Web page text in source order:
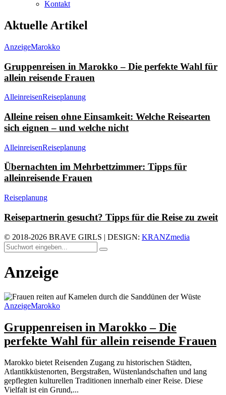
Kontakt
Aktuelle Artikel
AnzeigeMarokko
Gruppenreisen in Marokko – Die perfekte Wahl für
allein reisende Frauen
AlleinreisenReiseplanung
Alleine reisen ohne Einsamkeit: Welche Reisearten
sich eignen – und welche nicht
AlleinreisenReiseplanung
Übernachten im Mehrbettzimmer: Tipps für
alleinreisende Frauen
Reiseplanung
Reisepartnerin gesucht? Tipps für die Reise zu zweit
© 2018-2026 BRAVE GIRLS | DESIGN: KRANZmedia
Anzeige
AnzeigeMarokko
Gruppenreisen in Marokko – Die
perfekte Wahl für allein reisende Frauen
Marokko bietet Reisenden Zugang zu historischen Städten,
Atlantikküstenorten, Bergstraßen, Wüstenlandschaften und lang
gepflegten kulturellen Traditionen innerhalb einer Reise. Diese
Vielfalt ist ein Grund,...